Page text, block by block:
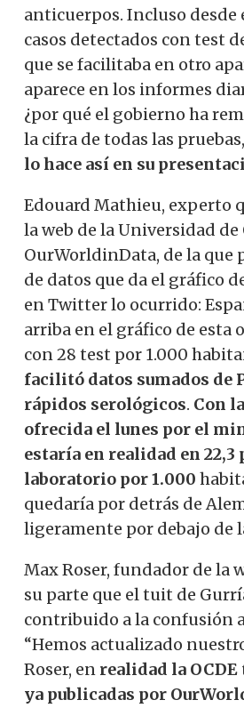
anticuerpos. Incluso desde
casos detectados con test
que se facilitaba en otro
aparece en los informes
¿por qué el gobierno ha
la cifra de todas las pruebas,
lo hace así en su
Edouard Mathieu, experto
la web de la Universidad de
OurWorldinData, de la que
de datos que da el gráfico
en Twitter lo ocurrido:
arriba en el gráfico de esta
con 28 test por 1.000
facilitó datos sumados de
rápidos serológicos. Con
ofrecida el lunes por el
estaría en realidad en 22,3
laboratorio por 1.000
quedaría por detrás de
ligeramente por debajo de
Max Roser, fundador de la
su parte que el tuit de
contribuido a la confusión
“Hemos actualizado
Roser, en realidad la
ya publicadas por